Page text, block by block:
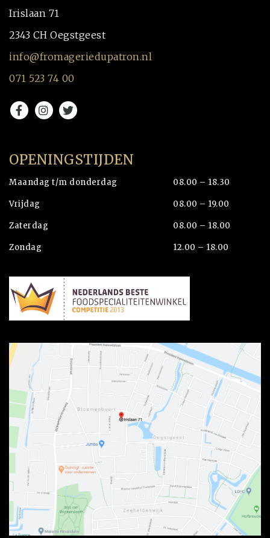
Irislaan 71
2343 CH Oegstgeest
info@fromageriedupatron.nl
071 523 74 00
OPENINGSTIJDEN
Maandag t/m donderdag 08.00 – 18.30
Vrijdag 08.00 – 19.00
Zaterdag 08.00 – 18.00
Zondag 12.00 – 18.00